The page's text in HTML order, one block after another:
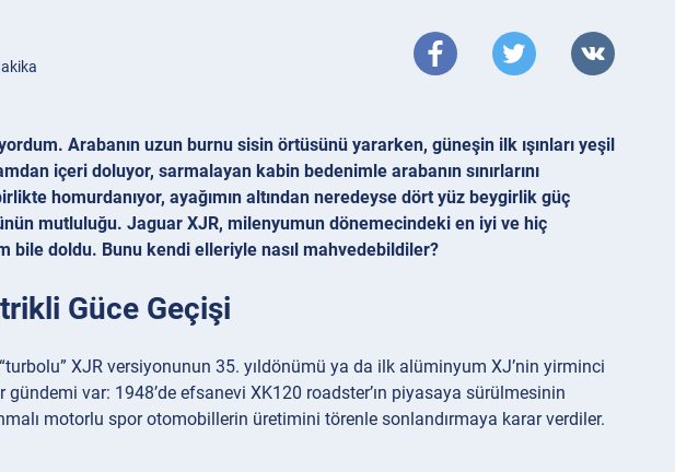
Arabanın uzun burnu sisin örtüsünü yararken, güneşin ilk ışınları yeşil
içeri doluyor, sarmalayan kabin bedenimle arabanın sınırlarını
homurdanıyor, ayağımın altından neredeyse dört yüz beygirlik güç
mutluluğu. Jaguar XJR, milenyumun dönemecindeki en iyi ve hiç
bile doldu. Bunu kendi elleriyle nasıl mahvedebildiler?
Güce Geçişi
XJR versiyonunun 35. yıldönümü ya da ilk alüminyum XJ’nin yirminci
var: 1948’de efsanevi XK120 roadster’ın piyasaya sürülmesinin
motorlu spor otomobillerin üretimini törenle sonlandırmaya karar verdiler.